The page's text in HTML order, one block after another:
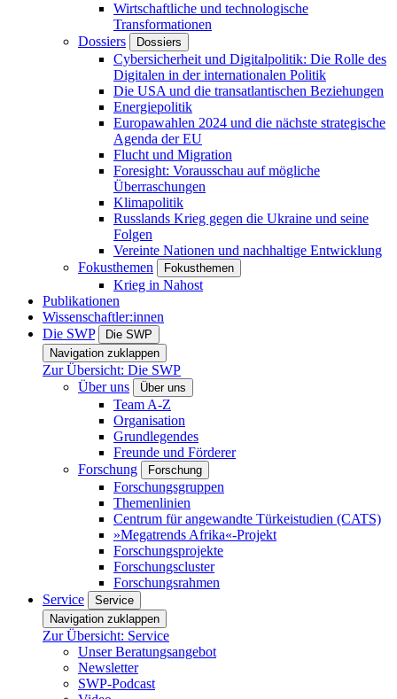
Wirtschaftliche und technologische
Transformationen
Dossiers
Dossiers
Cybersicherheit und Digitalpolitik: Die Rolle des
Digitalen in der internationalen Politik
Die USA und die transatlantischen Beziehungen
Energiepolitik
Europawahlen 2024 und die nächste strategische
Agenda der EU
Flucht und Migration
Foresight: Vorausschau auf mögliche
Überraschungen
Klimapolitik
Russlands Krieg gegen die Ukraine und seine
Folgen
Vereinte Nationen und nachhaltige Entwicklung
Fokusthemen
Fokusthemen
Krieg in Nahost
Publikationen
Wissenschaftler:innen
Die SWP
Die SWP
Navigation zuklappen
Zur Übersicht: Die SWP
Über uns
Über uns
Team A-Z
Organisation
Grundlegendes
Freunde und Förderer
Forschung
Forschung
Forschungsgruppen
Themenlinien
Centrum für angewandte Türkeistudien (CATS)
»Megatrends Afrika«-Projekt
Forschungsprojekte
Forschungscluster
Forschungsrahmen
Service
Service
Navigation zuklappen
Zur Übersicht: Service
Unser Beratungsangebot
Newsletter
SWP-Podcast